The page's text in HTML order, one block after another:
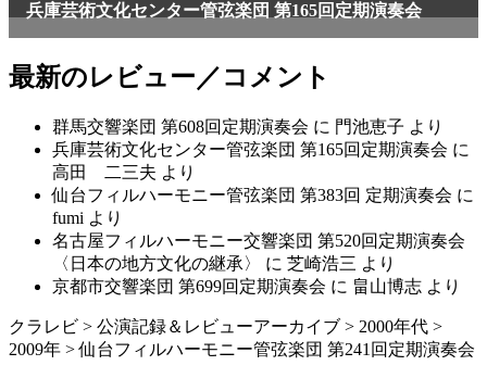
兵庫芸術文化センター管弦楽団 第165回定期演奏会
最新のレビュー／コメント
群馬交響楽団 第608回定期演奏会 に 門池恵子 より
兵庫芸術文化センター管弦楽団 第165回定期演奏会 に
高田 二三夫 より
仙台フィルハーモニー管弦楽団 第383回 定期演奏会 に
fumi より
名古屋フィルハーモニー交響楽団 第520回定期演奏会
〈日本の地方文化の継承〉
に 芝崎浩三 より
京都市交響楽団 第699回定期演奏会 に 畠山博志 より
クラレビ > 公演記録＆レビューアーカイブ > 2000年代 >
2009年 >仙台フィルハーモニー管弦楽団 第241回定期演奏会